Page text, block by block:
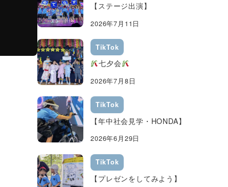
【ステージ出演】
2026年7月11日
TikTok
七夕会
2026年7月8日
TikTok
【年中社会見学・HONDA】
2026年6月29日
TikTok
【プレゼンをしてみよう】